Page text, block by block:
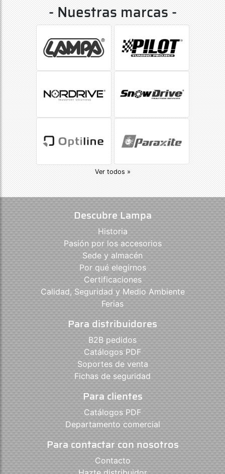
- Nuestras marcas -
Ver todos »
Descubre Lampa
Historia
Pasión por los accesorios
Sede y almacén
Por qué elegirnos
Certificaciones
Calidad, Seguridad y Medio Ambiente
Ferias
Para distribuidores
B2B pedidos
Catálogos PDF
Soportes de venta
Fichas de seguridad
Para clientes
Catálogos PDF
Departamento comercial
Para contactar con nosotros
Contacto